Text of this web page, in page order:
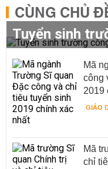
CÙNG CHỦ
Tuyển sinh
Mã
công
2019
GIÁO
Mã
chỉ